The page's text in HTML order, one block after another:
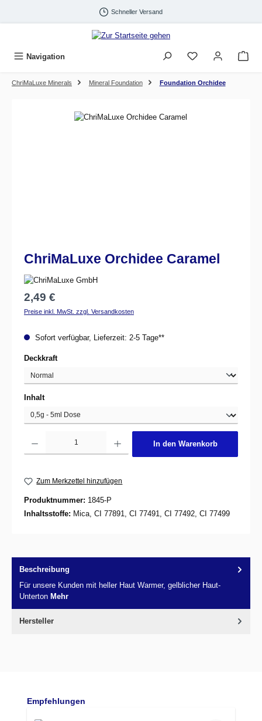
Schneller Versand
Navigation
ChriMaLuxe Minerals Mineral Foundation Foundation Orchidee
Bildergalerie überspringen
ChriMaLuxe Orchidee Caramel
Regulärer Preis:
2,49 €
Preise inkl. MwSt. zzgl. Versandkosten
Sofort verfügbar, Lieferzeit: 2-5 Tage**
Deckkraftauswählen
Inhaltauswählen
In den Warenkorb
Zum Merkzettel hinzufügen
Produktnummer: 1845-P
Inhaltsstoffe: Mica, CI 77891, CI 77491, CI 77492, CI 77499
Beschreibung
Für unsere Kunden mit heller Haut Warmer, gelblicher Haut-
Unterton Mehr
Hersteller
Produktgalerie überspringen
Empfehlungen